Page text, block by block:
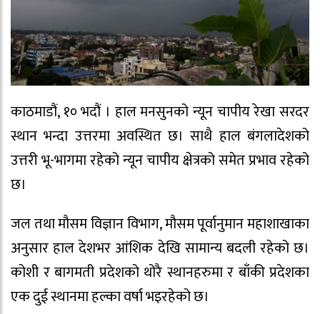
काठमाडौं, १० भदौं । हाल मनसुनको न्यून चापीय रेखा सरदर
स्थान भन्दा उत्तरमा अवस्थित छ। साथै हाल बंगलादेशको
उत्तरी भू-भागमा रहेको न्यून चापीय क्षेत्रको समेत प्रभाव रहेको
छ।
जल तथा मौसम विज्ञान विभाग, मौसम पूर्वानुमान महाशाखाका
अनुसार हाल देशभर आंशिक देखि सामान्य बदली रहेको छ।
कोशी र बागमती प्रदेशको थोरै स्थानहरुमा र बाँकी प्रदेशका
एक दुई स्थानमा हल्का वर्षा भइरहेको छ।